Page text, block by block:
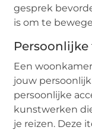
gesprek
is om te
Een
jouw
persoonlijke
kunstwerken
je reizen. Deze